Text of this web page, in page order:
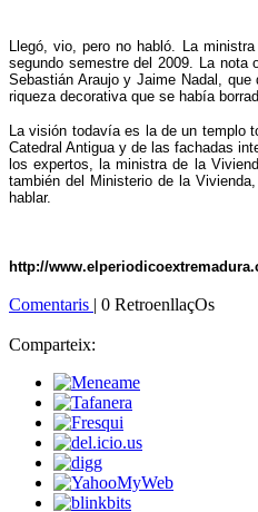
Llegó, vio, pero no habló. La
segundo semestre del 2009. La nota
Sebastián Araujo y Jaime Nadal,
riqueza decorativa que se había
La visión todavía es la de un
Catedral Antigua y de las fachadas
los expertos, la ministra de la
también del Ministerio de la
hablar.
http://
Comentaris | 0 RetroenllaçOs
Comparteix: